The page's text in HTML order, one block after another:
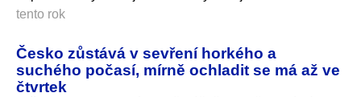
tento rok
Česko zůstává v sevření horkého a
suchého počasí, mírně ochladit se má až ve
čtvrtek